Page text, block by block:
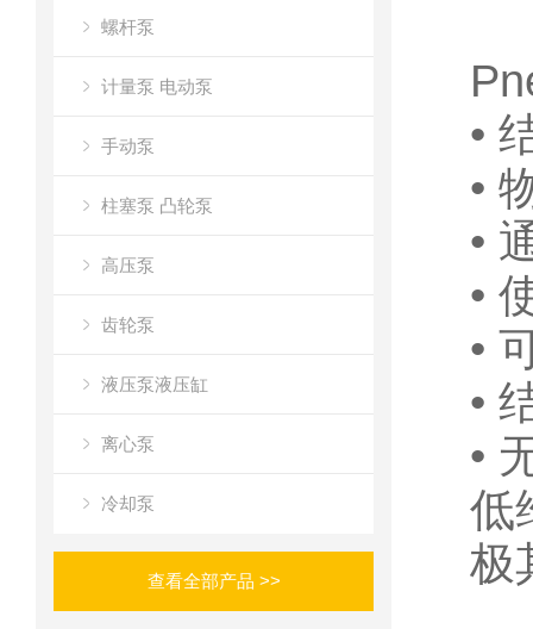
螺杆泵
计量泵 电动泵
手动泵
柱塞泵 凸轮泵
高压泵
齿轮泵
液压泵液压缸
离心泵
冷却泵
查看全部产品 >>
•
•
•
•
•
•
•
低
极